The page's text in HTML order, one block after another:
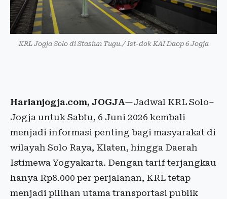
KRL Jogja Solo di Stasiun Tugu./ Ist-dok KAI Daop 6 Jogja
Harianjogja.com, JOGJA—Jadwal KRL Solo–
Jogja untuk Sabtu, 6 Juni 2026 kembali
menjadi informasi penting bagi masyarakat di
wilayah Solo Raya, Klaten, hingga Daerah
Istimewa Yogyakarta. Dengan tarif terjangkau
hanya Rp8.000 per perjalanan, KRL tetap
menjadi pilihan utama transportasi publik